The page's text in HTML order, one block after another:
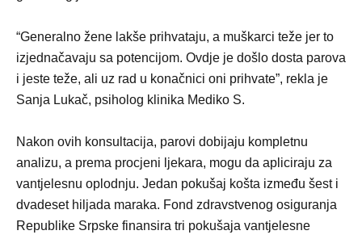
“Generalno žene lakše prihvataju, a muškarci teže jer to
izjednačavaju sa potencijom. Ovdje je došlo dosta parova
i jeste teže, ali uz rad u konačnici oni prihvate”, rekla je
Sanja Lukač, psiholog klinika Mediko S.
Nakon ovih konsultacija, parovi dobijaju kompletnu
analizu, a prema procjeni ljekara, mogu da apliciraju za
vantjelesnu oplodnju. Jedan pokušaj košta između šest i
dvadeset hiljada maraka. Fond zdravstvenog osiguranja
Republike Srpske finansira tri pokušaja vantjelesne